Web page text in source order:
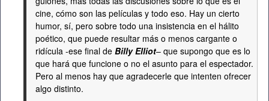
cine, cómo son las películas y todo eso. Hay un cierto
humor, sí, pero sobre todo una insistencia en el hálito
poético, que puede resultar más o menos cargante o
ridícula -ese final de Billy Elliot– que supongo que es lo
que hará que funcione o no el asunto para el espectador.
Pero al menos hay que agradecerle que intenten ofrecer
algo distinto.